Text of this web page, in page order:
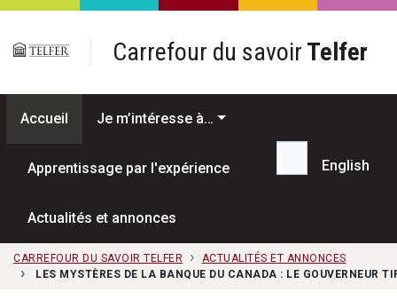
Passer au contenu principal
Carrefour du savoir Telfer
Accueil Je m’intéresse à…
Apprentissage par l'expérience
Actualités et annonces
Recherche...
English
CARREFOUR DU SAVOIR TELFER
ACTUALITÉS ET ANNONCES
LES MYSTÈRES DE LA BANQUE DU CANADA : LE GOUVERNEUR